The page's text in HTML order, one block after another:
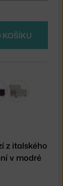
KOŠÍKU
z italského
v modré